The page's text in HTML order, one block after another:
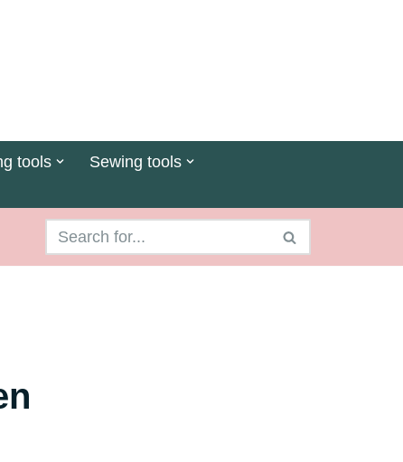
tools
Sewing tools